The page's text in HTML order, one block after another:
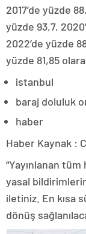
2017’de yüzde
yüzde 93,7,
2022’de yüzde
yüzde 81,85
istanbul
baraj doluluk
haber
Haber Kaynak :
“Yayınlanan
yasal
iletiniz. En kısa
dönüş